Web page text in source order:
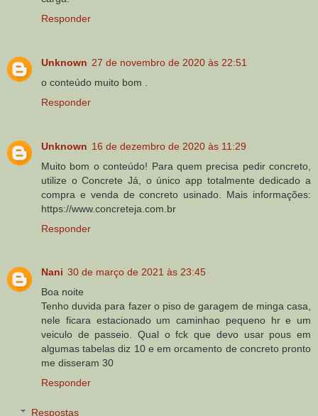
Responder
Unknown 27 de novembro de 2020 às 22:51
o conteúdo muito bom .
Responder
Unknown 16 de dezembro de 2020 às 11:29
Muito bom o conteúdo! Para quem precisa pedir concreto,
utilize o Concrete Já, o único app totalmente dedicado a
compra e venda de concreto usinado. Mais informações:
https://www.concreteja.com.br
Responder
Nani 30 de março de 2021 às 23:45
Boa noite
Tenho duvida para fazer o piso de garagem de minga casa,
nele ficara estacionado um caminhao pequeno hr e um
veiculo de passeio. Qual o fck que devo usar pous em
algumas tabelas diz 10 e em orcamento de concreto pronto
me disseram 30
Responder
Respostas